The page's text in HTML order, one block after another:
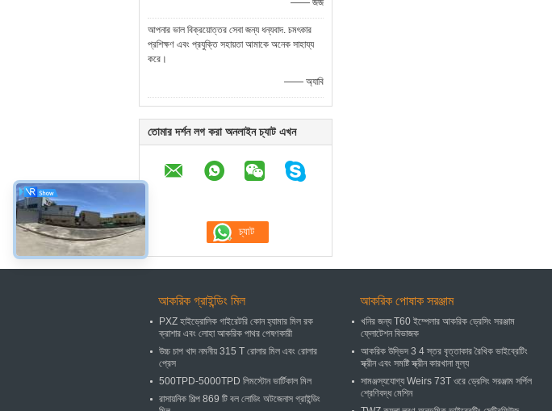
—— জর্জ
আপনার ভাল বিক্রয়োত্তর সেবা জন্য ধন্যবাদ. চমৎকার
প্রশিক্ষণ এবং প্রযুক্তি সহায়তা আমাকে অনেক সাহায্য
করে।
—— অ্যাবি
তোমার দর্শন লগ করা অনলাইন চ্যাট এখন
আকরিক গ্রাইন্ডিং মিল
PXZ হাইড্রোলিক গাইরেটরি কোন হ্যামার মিল রক
ক্রাশার এবং লোহা আকরিক পাথর পেষণকারী
উচ্চ চাপ খাদ নমনীয় 315 T রোলার মিল এবং রোলার
প্রেস
500TPD-5000TPD লিমস্টোন ভার্টিকাল মিল
রাসায়নিক শিল্প 869 টি বল লোডিং অটজেনাস গ্রাইন্ডিং
আকরিক পোষাক সরঞ্জাম
খনির জন্য T60 ইম্পেলার আকরিক ড্রেসিং সরঞ্জাম
ফ্লোটেশন বিভাজক
আকরিক উদ্ভিদ 3 4 স্তর বৃত্তাকার রৈখিক ভাইব্রেটিং
স্ক্রীন এবং সমষ্টি স্ক্রীন কারখানা মূল্য
সামঞ্জস্যযোগ্য Weirs 73T ওরে ড্রেসিং সরঞ্জাম সর্পিল
শ্রেণিবদ্ধ মেশিন